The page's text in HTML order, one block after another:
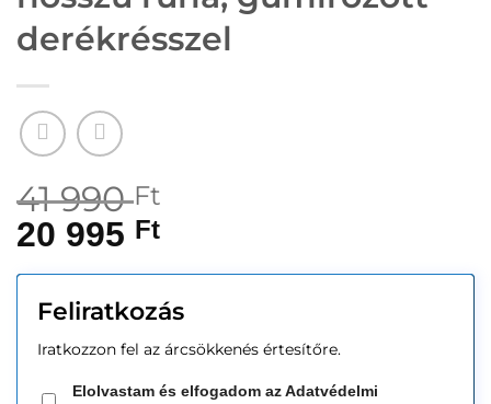
derékrésszel
41 990Ft
20 995 Ft
Feliratkozás
Iratkozzon fel az árcsökkenés értesítőre.
Elolvastam és elfogadom az Adatvédelmi